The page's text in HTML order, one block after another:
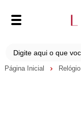
Página Inicial Relógio